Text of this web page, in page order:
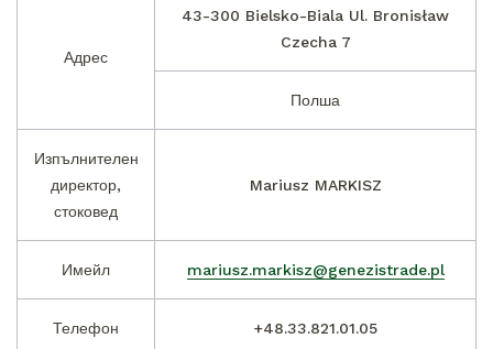
Адрес
43-300 Bielsko-Biala Ul. Bronisław
Czecha 7
Полша
Изпълнителен
директор,
стоковед
Mariusz MARKISZ
Имейл mariusz.markisz@genezistrade.pl
Телефон +48.33.821.01.05